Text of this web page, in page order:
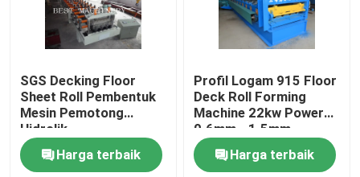
mesin roll forming double layer
lantai dek roll membentuk mesin
Purlin Roll membentuk mesin
SGS Decking Floor
Sheet Roll Pembentuk
Mesin Pemotong
Hidrolik
Harga terbaik
Profil Logam 915 Floor
Deck Roll Forming
Machine 22kw Power
0.6mm - 1.5mm
Thickness
Harga terbaik